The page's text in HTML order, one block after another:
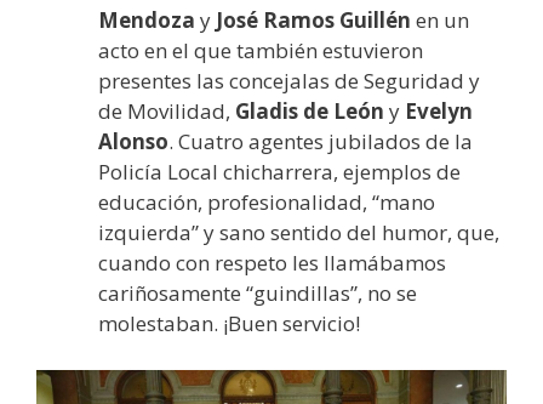
Mendoza y José Ramos Guillén en un
acto en el que también estuvieron
presentes las concejalas de Seguridad y
de Movilidad, Gladis de León y Evelyn
Alonso. Cuatro agentes jubilados de la
Policía Local chicharrera, ejemplos de
educación, profesionalidad, “mano
izquierda” y sano sentido del humor, que,
cuando con respeto les llamábamos
cariñosamente “guindillas”, no se
molestaban. ¡Buen servicio!